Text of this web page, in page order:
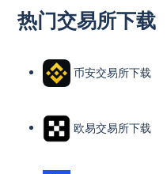
热门交易所下载
币安交易所下载
欧易交易所下载